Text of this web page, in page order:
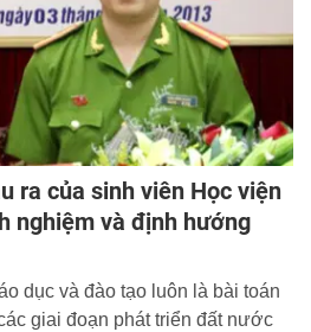
ra của sinh viên Học viện
nghiệm và định hướng
dục và đào tạo luôn là bài toán
giai đoạn phát triển đất nước